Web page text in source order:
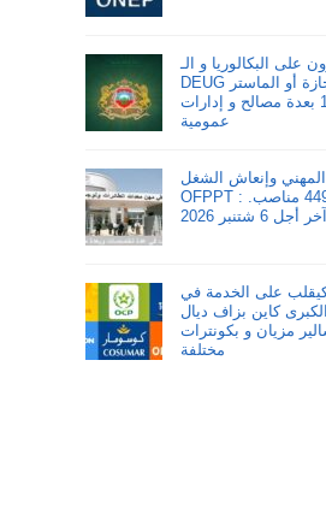
على البكالوريا و الـ
DEUG و الدبلوم و الإجازة أو الماستر
توظيف 1.800 بعدة مصالح و إدارات
عمومية
وإنعاش الشغل
OFPPT : مباريات لتوظيف 449 مناصب.
آخر أجل 6 شتنبر 2026
كيقلب على الخدمة في
كاين بزاف ديال
مزيان و بكونترات
مختلفة